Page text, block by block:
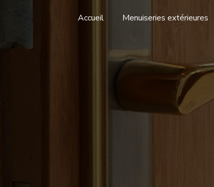
Accueil Menuiseries extérieures